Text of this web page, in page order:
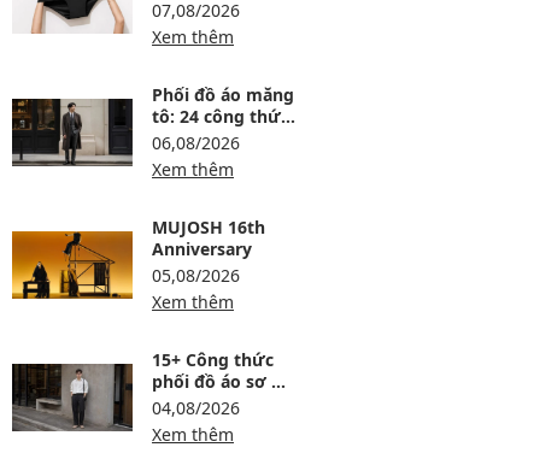
dùng, ưu nhược
điểm và lưu ý khi
chọn
07,08/2026
Xem thêm
Phối đồ áo măng
tô: 24 công thức
sang, ấm và
không bị nuốt
dáng
06,08/2026
Xem thêm
MUJOSH 16th
Anniversary
05,08/2026
Xem thêm
15+ Công thức
phối đồ áo sơ mi
trắng nam lịch
lãm, trẻ và dễ
mặc
04,08/2026
Xem thêm